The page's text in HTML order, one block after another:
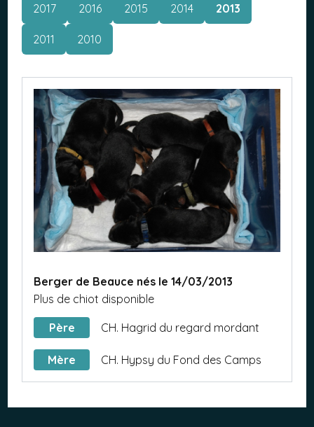
2017 2016 2015 2014 2013
2011 2010
Berger de Beauce nés le 14/03/2013
Plus de chiot disponible
Père CH. Hagrid du regard mordant
Mère CH. Hypsy du Fond des Camps